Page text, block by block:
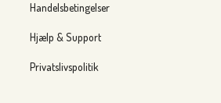
Handelsbetingelser
Hjælp & Support
Privatslivspolitik